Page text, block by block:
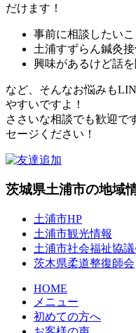
だけます！
事前に相談したい
土浦すずらん鍼灸
興味があるけど話
など、そんなお悩みも
やすいですよ！
ささいな相談でも歓迎で
セージください！
茨城県土浦市の地域
土浦市HP
土浦市観光情報
土浦市社会福祉協議
茨木県柔道整復師会
HOME
メニュー
初めての方へ